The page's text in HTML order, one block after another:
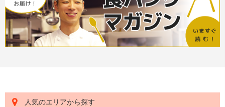
人気のエリアから探す